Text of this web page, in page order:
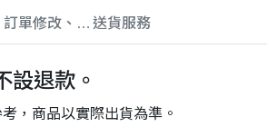
單修改、取消與退款政策
送貨服務
設退款。
，商品以實際出貨為準。